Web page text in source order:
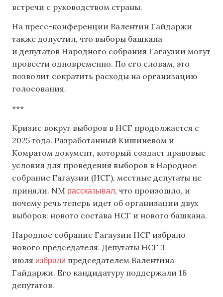
встречи с руководством страны.
На пресс-конференции Валентин Гайдаржи
также допустил, что выборы башкана
и депутатов Народного собрания Гагаузии могут
провести одновременно. По его словам, это
позволит сократить расходы на организацию
голосования.
***
Кризис вокруг выборов в НСГ продолжается с
2025 года. Разработанный Кишиневом и
Комратом документ, который создает правовые
условия для проведения выборов в Народное
собрание Гагаузии (НСГ), местные депутаты не
приняли. NM рассказывал, что произошло, и
почему речь теперь идет об организации двух
выборов: нового состава НСГ и нового башкана.
Народное собрание Гагаузии НСГ избрало
нового председателя. Депутаты НСГ 3
июля избрали председателем Валентина
Гайдаржи. Его кандидатуру поддержали 18
депутатов.